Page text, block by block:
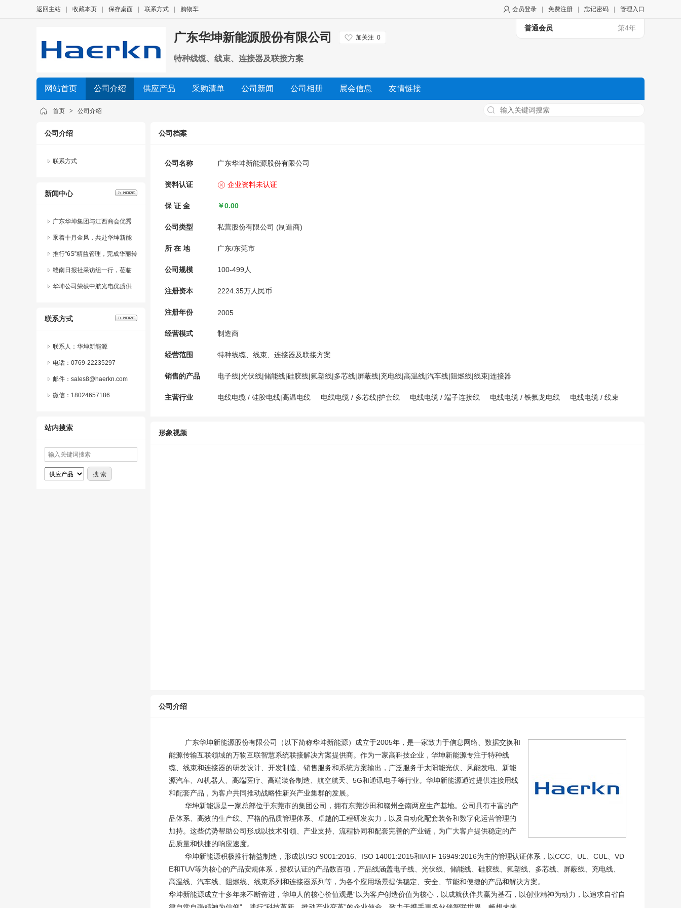
会员登录 免费注册 忘记密码 管理入口
返回主站 收藏本页 保存桌面 联系方式 购物车
普通会员 第4年
广东华坤新能源股份有限公司 加关注 0
特种线缆、线束、连接器及联接方案
网站首页 公司介绍 供应产品 采购清单 公司新闻 公司相册 展会信息 友情链接
首页 > 公司介绍
公司介绍
联系方式
新闻中心
广东华坤集团与江西商会优秀
乡贤开展智能制造产教融合协
同创新交流会
乘着十月金风，共赴华坤新能
源赣州文化之旅
推行“6S”精益管理，完成华丽转
身
赣南日报社采访组一行，莅临
广东华坤新能源股份有限公司
华坤公司荣获中航光电优质供
作，推动共赢发展！
联系方式
联系人：华坤新能源
电话：0769-22235297
邮件：sales8@haerkn.com
微信： 18024657186
站内搜索
公司档案
公司名称 广东华坤新能源股份有限公司
资料认证 企业资料未认证
保 证 金 ￥0.00
公司类型 私营股份有限公司 (制造商)
所 在 地 广东/东莞市
公司规模 100-499人
注册资本 2224.35万人民币
注册年份 2005
经营模式 制造商
经营范围 特种线缆、线束、连接器及联接方案
销售的产品 电子线|光伏线|储能线|硅胶线|氟塑线|多芯线|屏蔽线|充电线|高温线|汽车线|阻燃线|线束|连接器
主营行业 电线电缆 / 硅胶电线|高温电线 电线电缆 / 多芯线|护套线 电线电缆 / 端子连接线 电线电缆 / 铁氟龙电线 电线电缆 / 线束
形象视频
公司介绍
广东华坤新能源股份有限公司（以下简称华坤新能源）成立于2005年，是一家致力于信息网络、数据交换和
能源传输互联领域的万物互联智慧系统联接解决方案提供商。作为一家高科技企业，华坤新能源专注于特种线
缆、线束和连接器的研发设计、开发制造、销售服务和系统方案输出，广泛服务于太阳能光伏、风能发电、新能
源汽车、AI机器人、高端医疗、高端装备制造、航空航天、5G和通讯电子等行业。华坤新能源通过提供连接用线
和配套产品，为客户共同推动战略性新兴产业集群的发展。
华坤新能源是一家总部位于东莞市的集团公司，拥有东莞沙田和赣州全南两座生产基地。公司具有丰富的产
品体系、高效的生产线、严格的品质管理体系、卓越的工程研发实力，以及自动化配套装备和数字化运营管理的
加持。这些优势帮助公司形成以技术引领、产业支持、流程协同和配套完善的产业链，为广大客户提供稳定的产
品质量和快捷的响应速度。
华坤新能源积极推行精益制造，形成以ISO 9001:2016、ISO 14001:2015和IATF 16949:2016为主的管理认证体系，以CCC、UL、CUL、VD
E和TUV等为核心的产品安规体系，授权认证的产品数百项，产品线涵盖电子线、光伏线、储能线、硅胶线、氟塑线、多芯线、屏蔽线、充电线、
高温线、汽车线、阻燃线、线束系列和连接器系列等，为各个应用场景提供稳定、安全、节能和便捷的产品和解决方案。
华坤新能源成立十多年来不断奋进，华坤人的核心价值观是“以为客户创造价值为核心，以成就伙伴共赢为基石，以创业精神为动力，以追求自省自